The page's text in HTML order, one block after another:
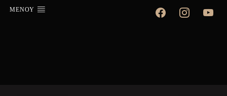
ΜΕΝΟΥ facebookinstagramyoutube